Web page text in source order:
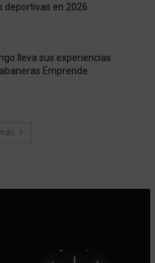
deportivas en 2026
lleva sus experiencias
Emprende